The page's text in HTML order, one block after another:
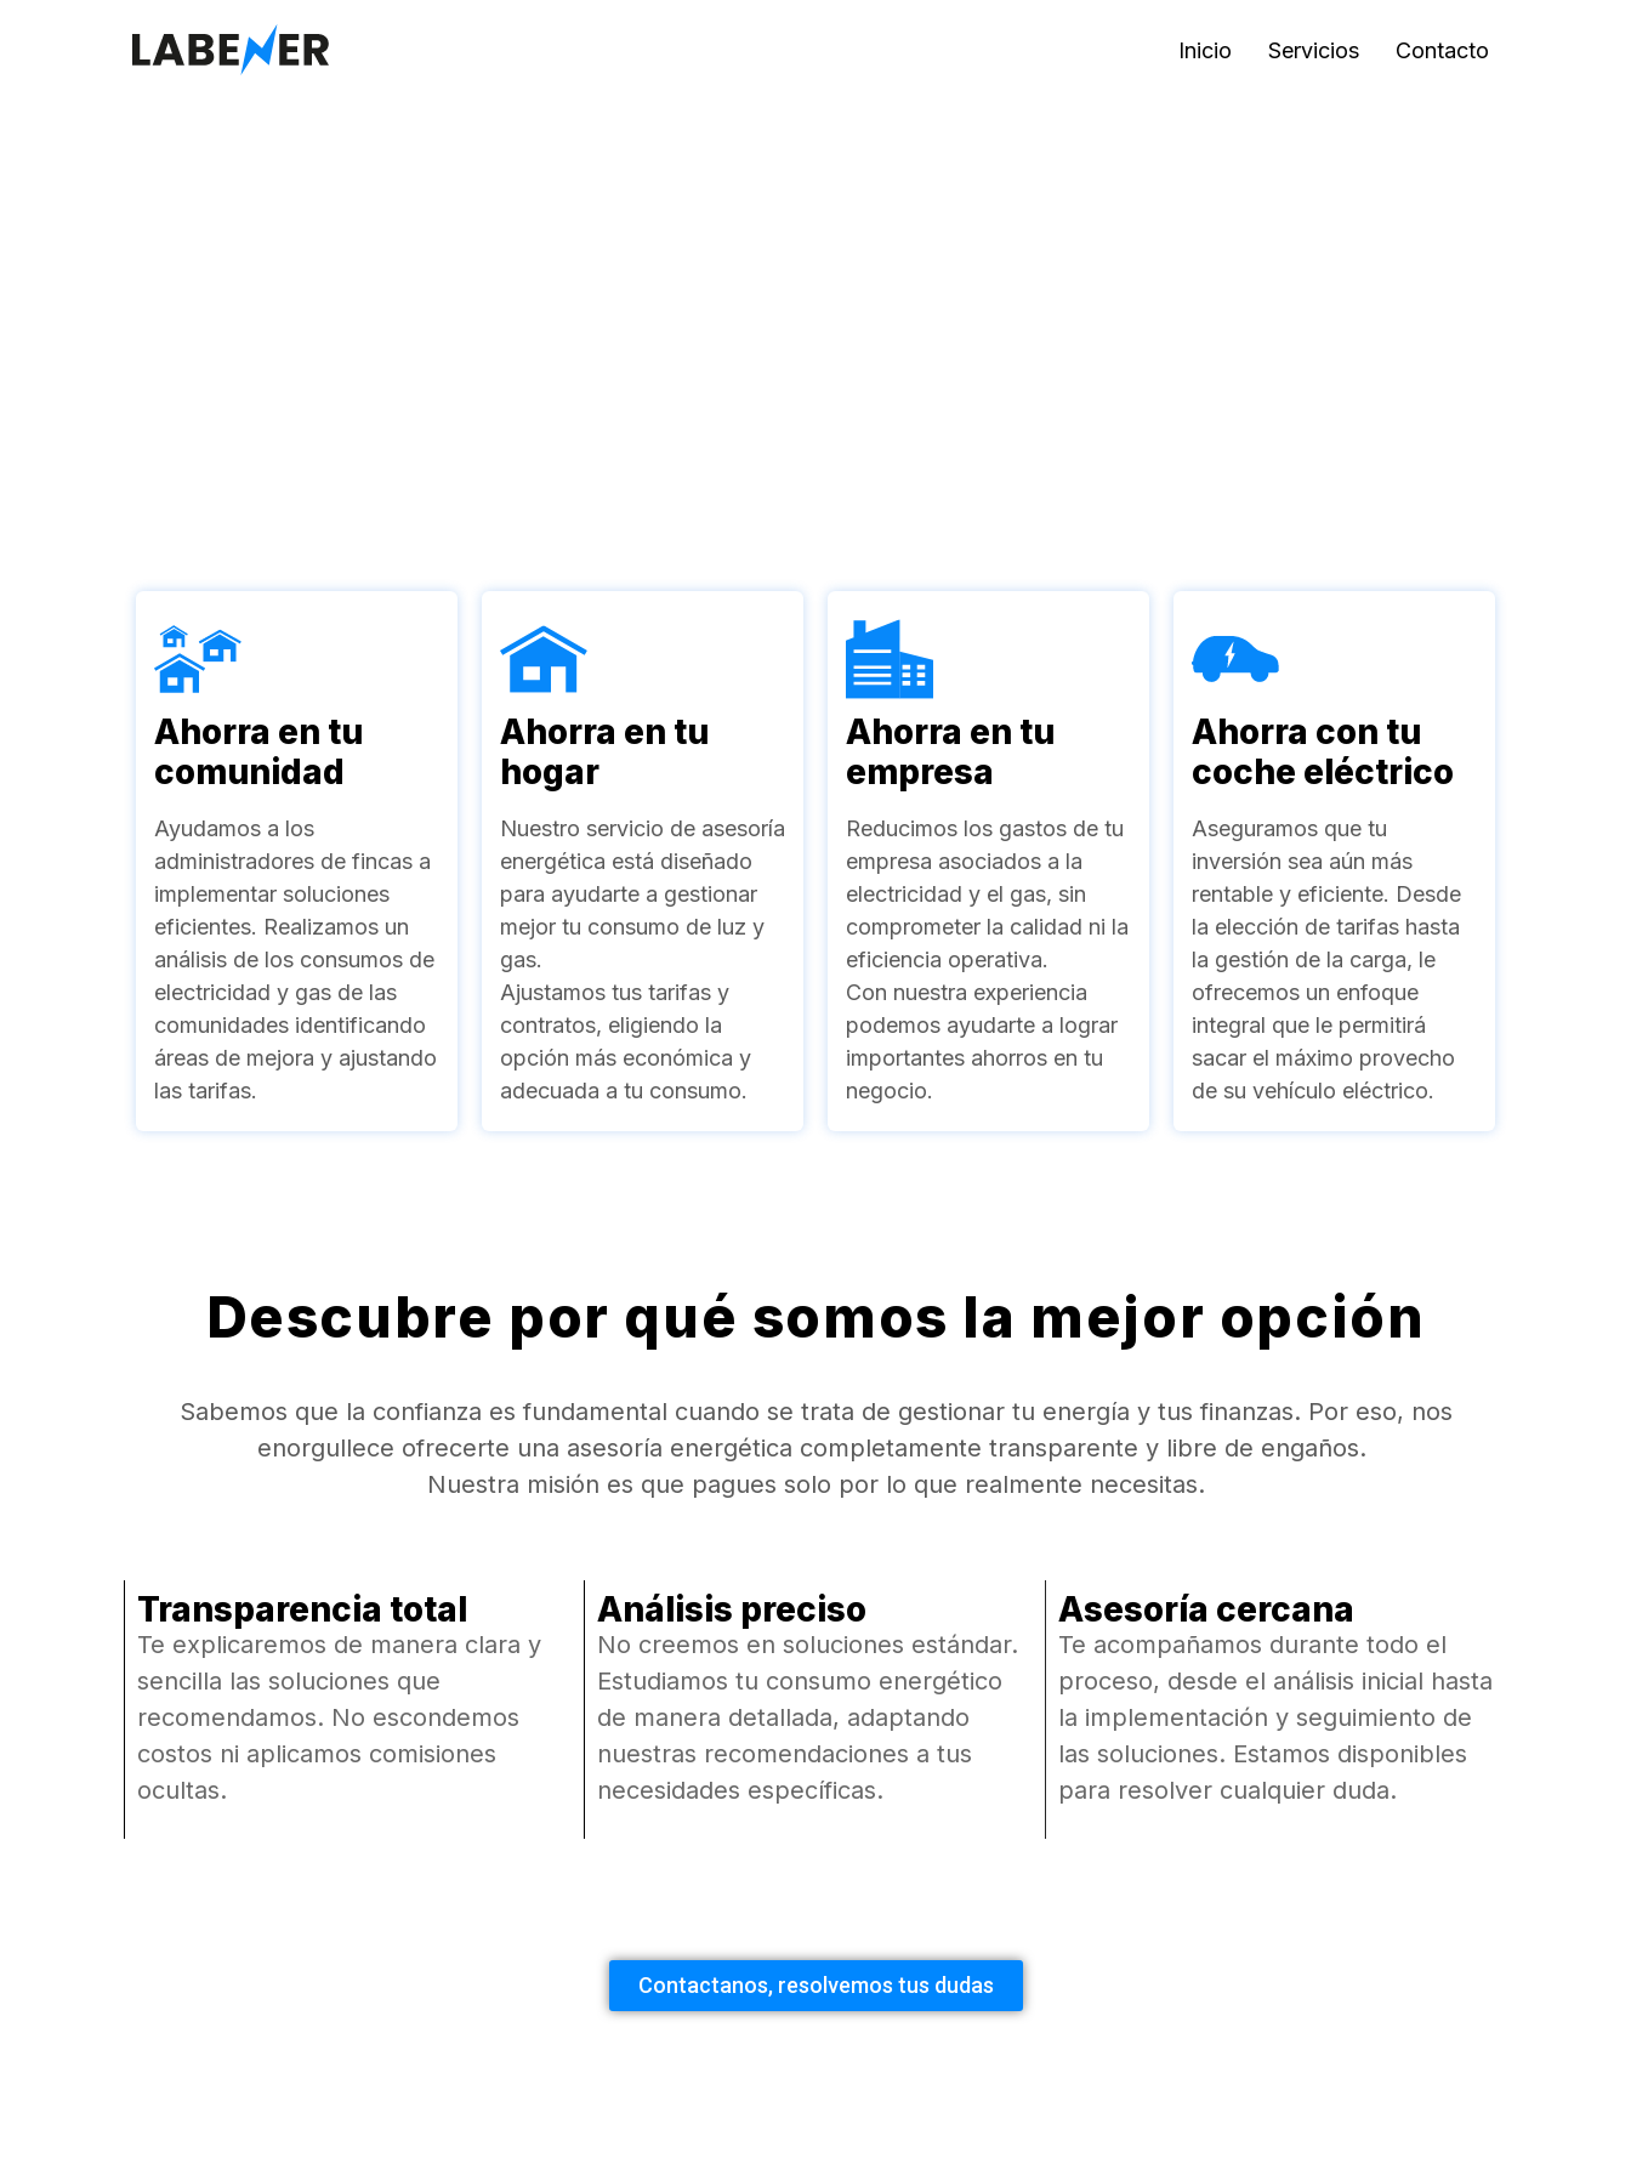
Inicio Servicios Contacto
Ahorra en tu
comunidad
Ayudamos a los
administradores de fincas a
implementar soluciones
eficientes. Realizamos un
análisis de los consumos de
electricidad y gas de las
comunidades identificando
áreas de mejora y ajustando
las tarifas.
Ahorra en tu
hogar
Nuestro servicio de asesoría
energética está diseñado
para ayudarte a gestionar
mejor tu consumo de luz y
gas.
Ajustamos tus tarifas y
contratos, eligiendo la
opción más económica y
adecuada a tu consumo.
Ahorra en tu
empresa
Reducimos los gastos de tu
empresa asociados a la
electricidad y el gas, sin
comprometer la calidad ni la
eficiencia operativa.
Con nuestra experiencia
podemos ayudarte a lograr
importantes ahorros en tu
negocio.
Ahorra con tu
coche eléctrico
Aseguramos que tu
inversión sea aún más
rentable y eficiente. Desde
la elección de tarifas hasta
la gestión de la carga, le
ofrecemos un enfoque
integral que le permitirá
sacar el máximo provecho
de su vehículo eléctrico.
Descubre por qué somos la mejor opción
Sabemos que la confianza es fundamental cuando se trata de gestionar tu energía y tus finanzas. Por eso, nos
enorgullece ofrecerte una asesoría energética completamente transparente y libre de engaños.
Nuestra misión es que pagues solo por lo que realmente necesitas.
Transparencia total
Te explicaremos de manera clara y
sencilla las soluciones que
recomendamos. No escondemos
costos ni aplicamos comisiones
ocultas.
Análisis preciso
No creemos en soluciones estándar.
Estudiamos tu consumo energético
de manera detallada, adaptando
nuestras recomendaciones a tus
necesidades específicas.
Asesoría cercana
Te acompañamos durante todo el
proceso, desde el análisis inicial hasta
la implementación y seguimiento de
las soluciones. Estamos disponibles
para resolver cualquier duda.
Contactanos, resolvemos tus dudas